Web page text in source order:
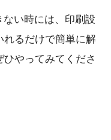
い時には、印刷設
れるだけで簡単に解
やってみてくださ